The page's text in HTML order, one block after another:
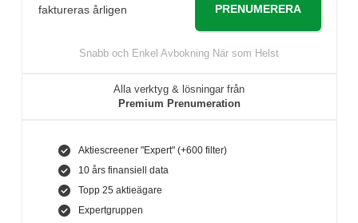
faktureras årligen
PRENUMERERA
Snabb och Enkel Avbokning När som Helst
Alla verktyg & lösningar från
Premium Prenumeration
Aktiescreener "Expert" (+600 filter)
10 års finansiell data
Topp 25 aktieägare
Expertgruppen